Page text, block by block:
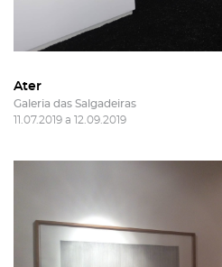
Ater
Galeria das Salgadeiras
11.07.2019 a 12.09.2019